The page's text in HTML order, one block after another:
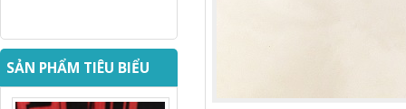
SẢN PHẨM TIÊU BIỂU